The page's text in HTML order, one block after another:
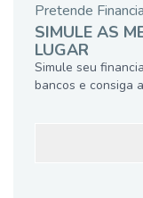
Pretende
SIMULE AS
LUGAR
Simule seu
bancos e consiga